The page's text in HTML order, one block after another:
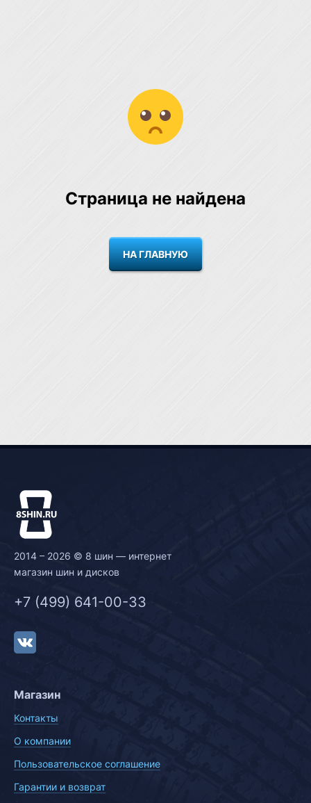
Страница не найдена
НА ГЛАВНУЮ
2014 – 2026 © 8 шин — интернет
магазин шин и дисков
+7 (499) 641-00-33
Магазин
Контакты
О компании
Пользовательское соглашение
Гарантии и возврат